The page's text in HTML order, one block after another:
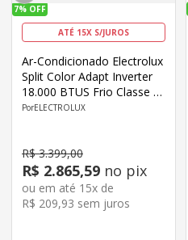
7% OFF
ATÉ 15X S/JUROS
Ar-Condicionado Electrolux
Split Color Adapt Inverter
18.000 BTUS Frio Classe C
JE18F/JI18F
ELECTROLUX
R$ 3.399,00
R$ 2.865,59 no pix
ou em até 15x de
R$ 209,93 sem juros